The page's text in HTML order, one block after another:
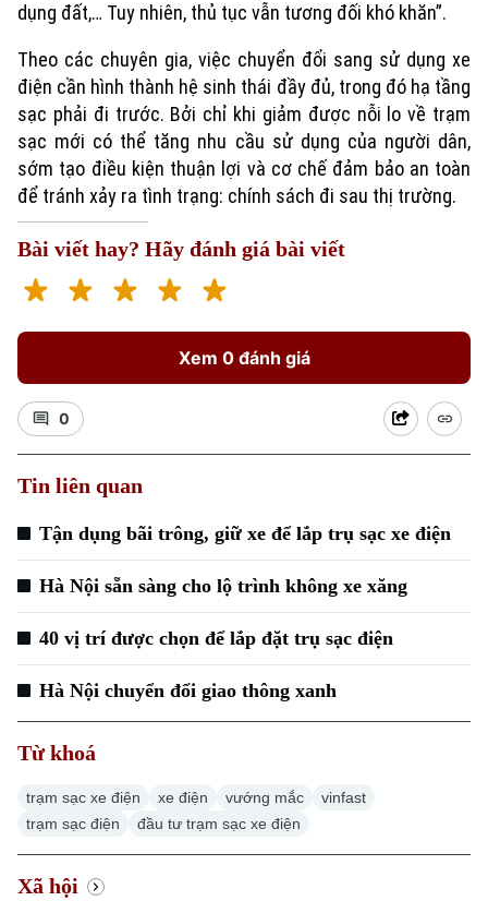
Chính trị
Nhịp sống Hà Nội
Người Hà Nội
Thế giới
Tin tức
dụng đất,… Tuy nhiên, thủ tục vẫn tương đối khó khăn”.
Theo các chuyên gia, việc chuyển đổi sang sử dụng xe
điện cần hình thành hệ sinh thái đầy đủ, trong đó hạ tầng
sạc phải đi trước. Bởi chỉ khi giảm được nỗi lo về trạm
sạc mới có thể tăng nhu cầu sử dụng của người dân,
sớm tạo điều kiện thuận lợi và cơ chế đảm bảo an toàn
để tránh xảy ra tình trạng: chính sách đi sau thị trường.
Bài viết hay? Hãy đánh giá bài viết
Xem 0 đánh giá
0
Tin liên quan
Tận dụng bãi trông, giữ xe để lắp trụ sạc xe điện
Hà Nội sẵn sàng cho lộ trình không xe xăng
40 vị trí được chọn để lắp đặt trụ sạc điện
Hà Nội chuyển đổi giao thông xanh
Từ khoá
trạm sạc xe điện xe điện vướng mắc
vinfast
trạm sạc điện
đầu tư trạm sạc xe điện
Xã hội